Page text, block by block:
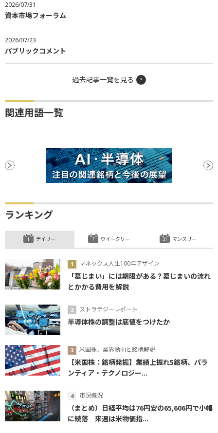
2026/07/31
資本市場フォーラム
2026/07/23
パブリックコメント
過去記事一覧を見る
関連用語一覧
ランキング
デイリー
マネックス人生100年デザイン
「墓じまい」には期限がある？墓じまいの流れ
とかかる費用を解説
ストラテジーレポート
半導体株の調整は底値をつけたか
米国株、業界動向と銘柄解説
【米国株：銘柄発掘】業績上振れ5銘柄、パラ
ンティア・テクノロジー...
市況概況
（まとめ）日経平均は76円安の65,606円で小幅
に続落 来週は米物価指...
ウイークリー マンスリー